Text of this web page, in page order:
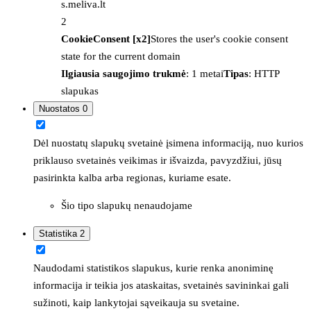
s.meliva.lt
2
CookieConsent [x2]Stores the user's cookie consent
state for the current domain
Ilgiausia saugojimo trukmė: 1 metaiTipas: HTTP
slapukas
Nuostatos 0
Dėl nuostatų slapukų svetainė įsimena informaciją, nuo kurios
priklauso svetainės veikimas ir išvaizda, pavyzdžiui, jūsų
pasirinkta kalba arba regionas, kuriame esate.
Šio tipo slapukų nenaudojame
Statistika 2
Naudodami statistikos slapukus, kurie renka anoniminę
informacija ir teikia jos ataskaitas, svetainės savininkai gali
sužinoti, kaip lankytojai sąveikauja su svetaine.